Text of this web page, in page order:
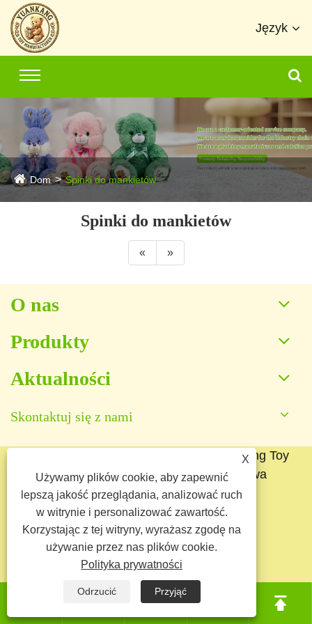
Język
Dom Spinki do mankietów
Spinki do mankietów
« »
O nas
Produkty
Aktualności
Skontaktuj się z nami
Prawa autorskie © 2025 Baoding Yuankang Toy
Manufacturing Co., Ltd. Wszelkie prawa
zastrzeżone.
Links
Sitemap RSS XML
Polityka prywatności
 
X
Używamy plików cookie, aby zapewnić
lepszą jakość przeglądania, analizować ruch
w witrynie i personalizować zawartość.
Korzystając z tej witryny, wyrażasz zgodę na
używanie przez nas plików cookie.
Polityka prywatności
Odrzucić Przyjąć